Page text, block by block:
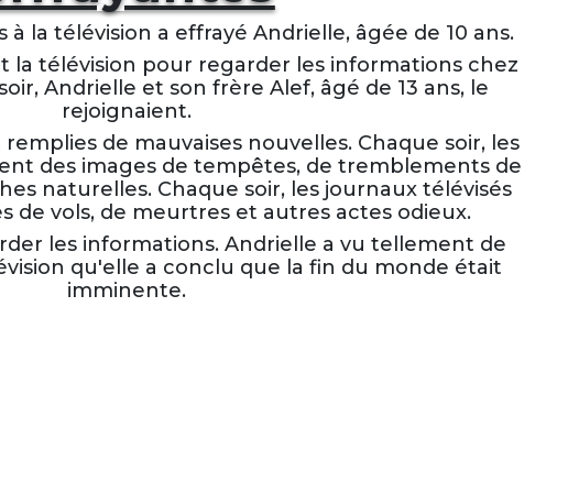
la télévision a effrayé Andrielle, âgée de 10 ans.
la télévision pour regarder les informations chez
Andrielle et son frère Alef, âgé de 13 ans, le
rejoignaient.
de mauvaises nouvelles. Chaque soir, les
des images de tempêtes, de tremblements de
naturelles. Chaque soir, les journaux télévisés
de vols, de meurtres et autres actes odieux.
les informations. Andrielle a vu tellement de
qu'elle a conclu que la fin du monde était
imminente.